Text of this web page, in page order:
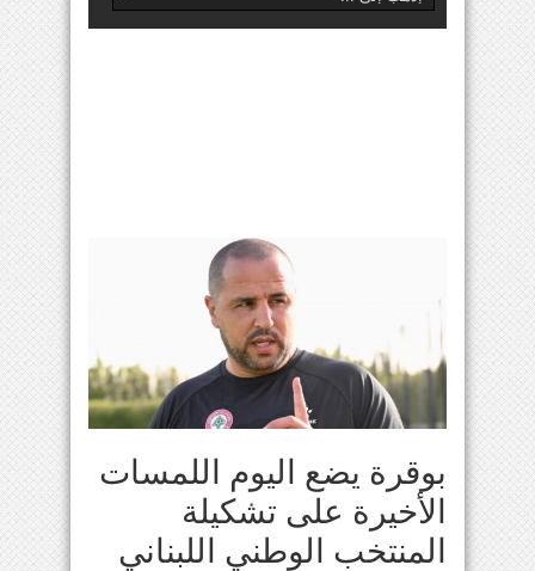
بوقرة يضع اليوم اللمسات
الأخيرة على تشكيلة
المنتخب الوطني اللبناني